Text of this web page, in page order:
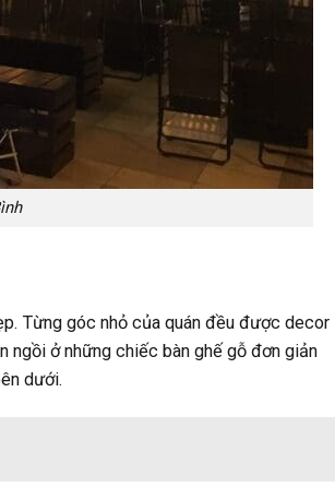
Từng góc nhỏ của quán đều được decor
ngồi ở những chiếc bàn ghế gỗ đơn giản
dưới.